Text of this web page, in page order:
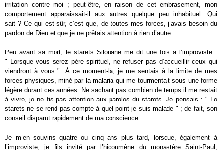
irritation contre moi ; peut-être, en raison de cet embrasement, mon
comportement apparaissait-il aux autres quelque peu inhabituel. Qui
sait ? Ce qui est sûr, c’est que, de toutes mes forces, j’avais besoin du
pardon de Dieu et que je ne prêtais attention à rien d’autre.
Peu avant sa mort, le starets Silouane me dit une fois à l’improviste :
" Lorsque vous serez père spirituel, ne refuser pas d’accueillir ceux qui
viendront à vous ". À ce moment-là, je me sentais à la limite de mes
forces physiques, miné par la malaria qui me tourmentait sous une forme
légère durant ces années. Ne sachant pas combien de temps il me restait
à vivre, je ne fis pas attention aux paroles du starets. Je pensais : " Le
starets ne se rend pas compte à quel point je suis malade " ; de fait, son
conseil disparut rapidement de ma conscience.
Je m’en souvins quatre ou cinq ans plus tard, lorsque, également à
l’improviste, je fils invité par l’higoumène du monastère Saint-Paul,